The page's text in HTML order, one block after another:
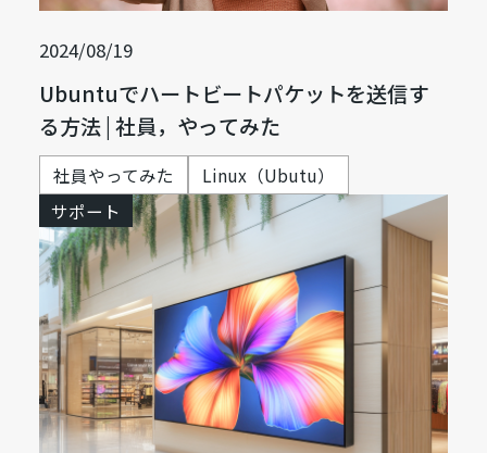
2024/08/19
Ubuntuでハートビートパケットを送信す
る方法 | 社員，やってみた
社員やってみた
Linux（Ubutu）
サポート